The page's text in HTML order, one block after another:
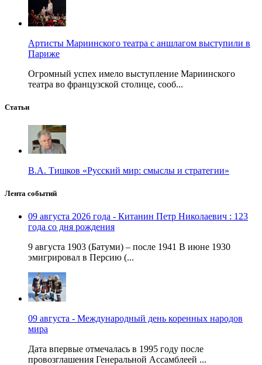
Артисты Мариинского театра с аншлагом выступили в
Париже
Огромный успех имело выступление Мариинского
театра во французской столице, сооб...
Статьи
В.А. Тишков «Русский мир: смыслы и стратегии»
Лента событий
09 августа 2026 года - Китанин Петр Николаевич : 123
года со дня рождения
9 августа 1903 (Батуми) – после 1941 В июне 1930
эмигрировал в Персию (...
09 августа - Международный день коренных народов
мира
Дата впервые отмечалась в 1995 году после
провозглашения Генеральной Ассамблеей ...